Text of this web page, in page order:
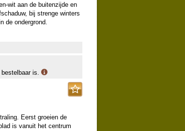
wit aan de buitenzijde en
bij strenge winters
de ondergrond.
is.
Eerst groeien de
is vanuit het centrum